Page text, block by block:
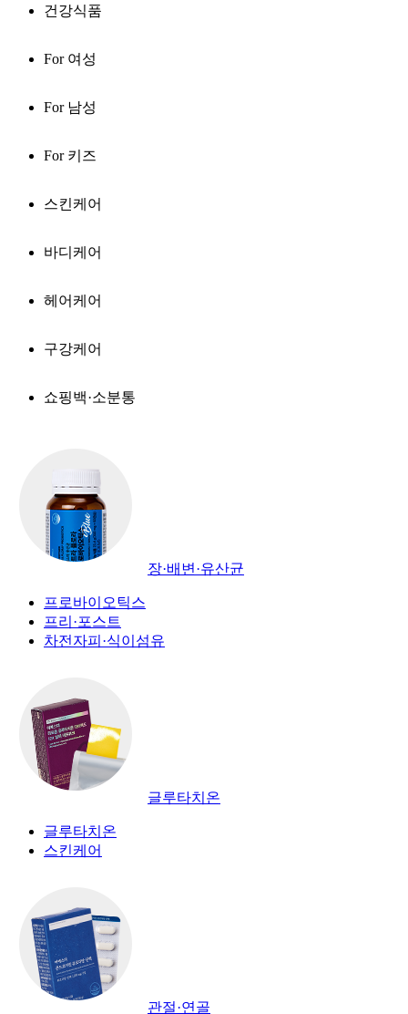
건강식품
For 여성
For 남성
For 키즈
스킨케어
바디케어
헤어케어
구강케어
쇼핑백·소분통
장·배변·유산균
프로바이오틱스
프리·포스트
차전자피·식이섬유
글루타치온
글루타치온
스킨케어
관절·연골